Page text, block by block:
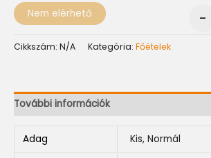
-
Nem elérhető
Cikkszám: N/A Kategória: Főételek
További információk
Adag Kis, Normál